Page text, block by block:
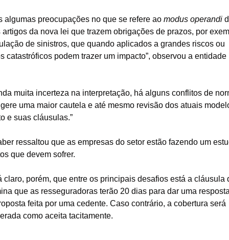
algumas preocupações no que se refere ao modus operandi
artigos da nova lei que trazem obrigações de prazos, por
de sinistros, que quando aplicados a grandes riscos ou
catastróficos podem trazer um impacto”, observou a entidade
muita incerteza na interpretação, há alguns conflitos de
uma maior cautela e até mesmo revisão dos atuais
e suas cláusulas.”
ressaltou que as empresas do setor estão fazendo um
que devem sofrer.
claro, porém, que entre os principais desafios está a cláusula
que as resseguradoras terão 20 dias para dar uma
feita por uma cedente. Caso contrário, a cobertura será
como aceita tacitamente.